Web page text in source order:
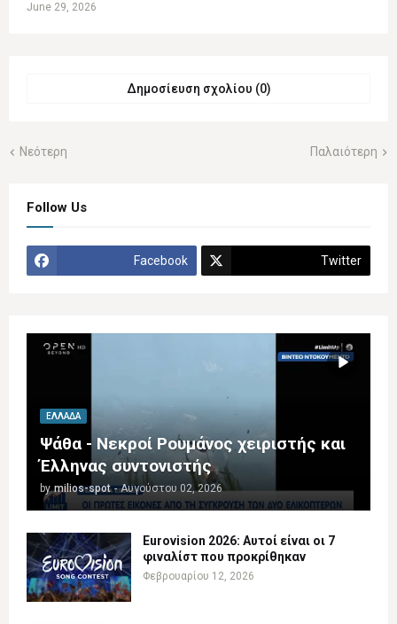
June 29, 2026
Δημοσίευση σχολίου (0)
Νεότερη Παλαιότερη
Follow Us
Facebook Twitter
ΕΛΛΆΔΑ
Ψάθα - Νεκροί Ρουμάνος χειριστής και
Έλληνας συντονιστής
by milios-spot - Αυγούστου 02, 2026
Eurovision 2026: Αυτοί είναι οι 7
φιναλίστ που προκρίθηκαν
Φεβρουαρίου 12, 2026